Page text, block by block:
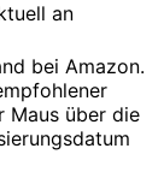
an
bei Amazon.
Maus über die